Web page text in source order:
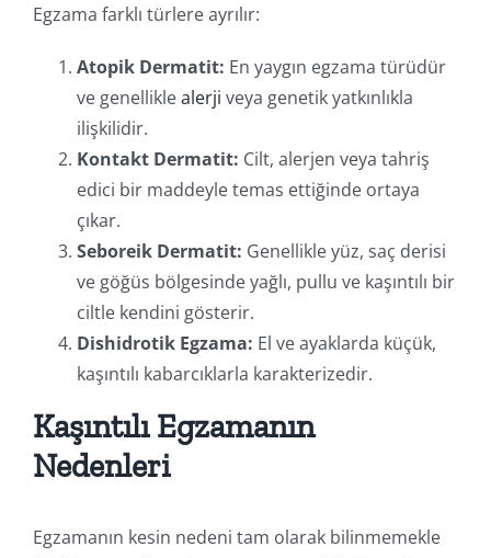
Egzama farklı türlere ayrılır:
Atopik Dermatit: En yaygın egzama türüdür
ve genelliklealerji veya genetik yatkınlıkla
ilişkilidir.
Kontakt Dermatit: Cilt, alerjen veya tahriş
edici bir maddeyle temas ettiğinde ortaya
çıkar.
Seboreik Dermatit: Genellikle yüz, saç derisi
ve göğüs bölgesinde yağlı, pullu ve kaşıntılı bir
ciltle kendini gösterir.
Dishidrotik Egzama: El ve ayaklarda küçük,
kaşıntılı kabarcıklarla karakterizedir.
Kaşıntılı Egzamanın
Nedenleri
Egzamanın kesin nedeni tam olarak bilinmemekle